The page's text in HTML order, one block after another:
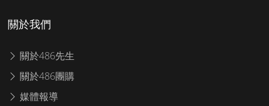
關於我們
關於486先生
關於486團購
媒體報導